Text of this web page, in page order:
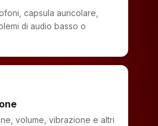
capsula auricolare,
di audio basso o
volume, vibrazione e altri